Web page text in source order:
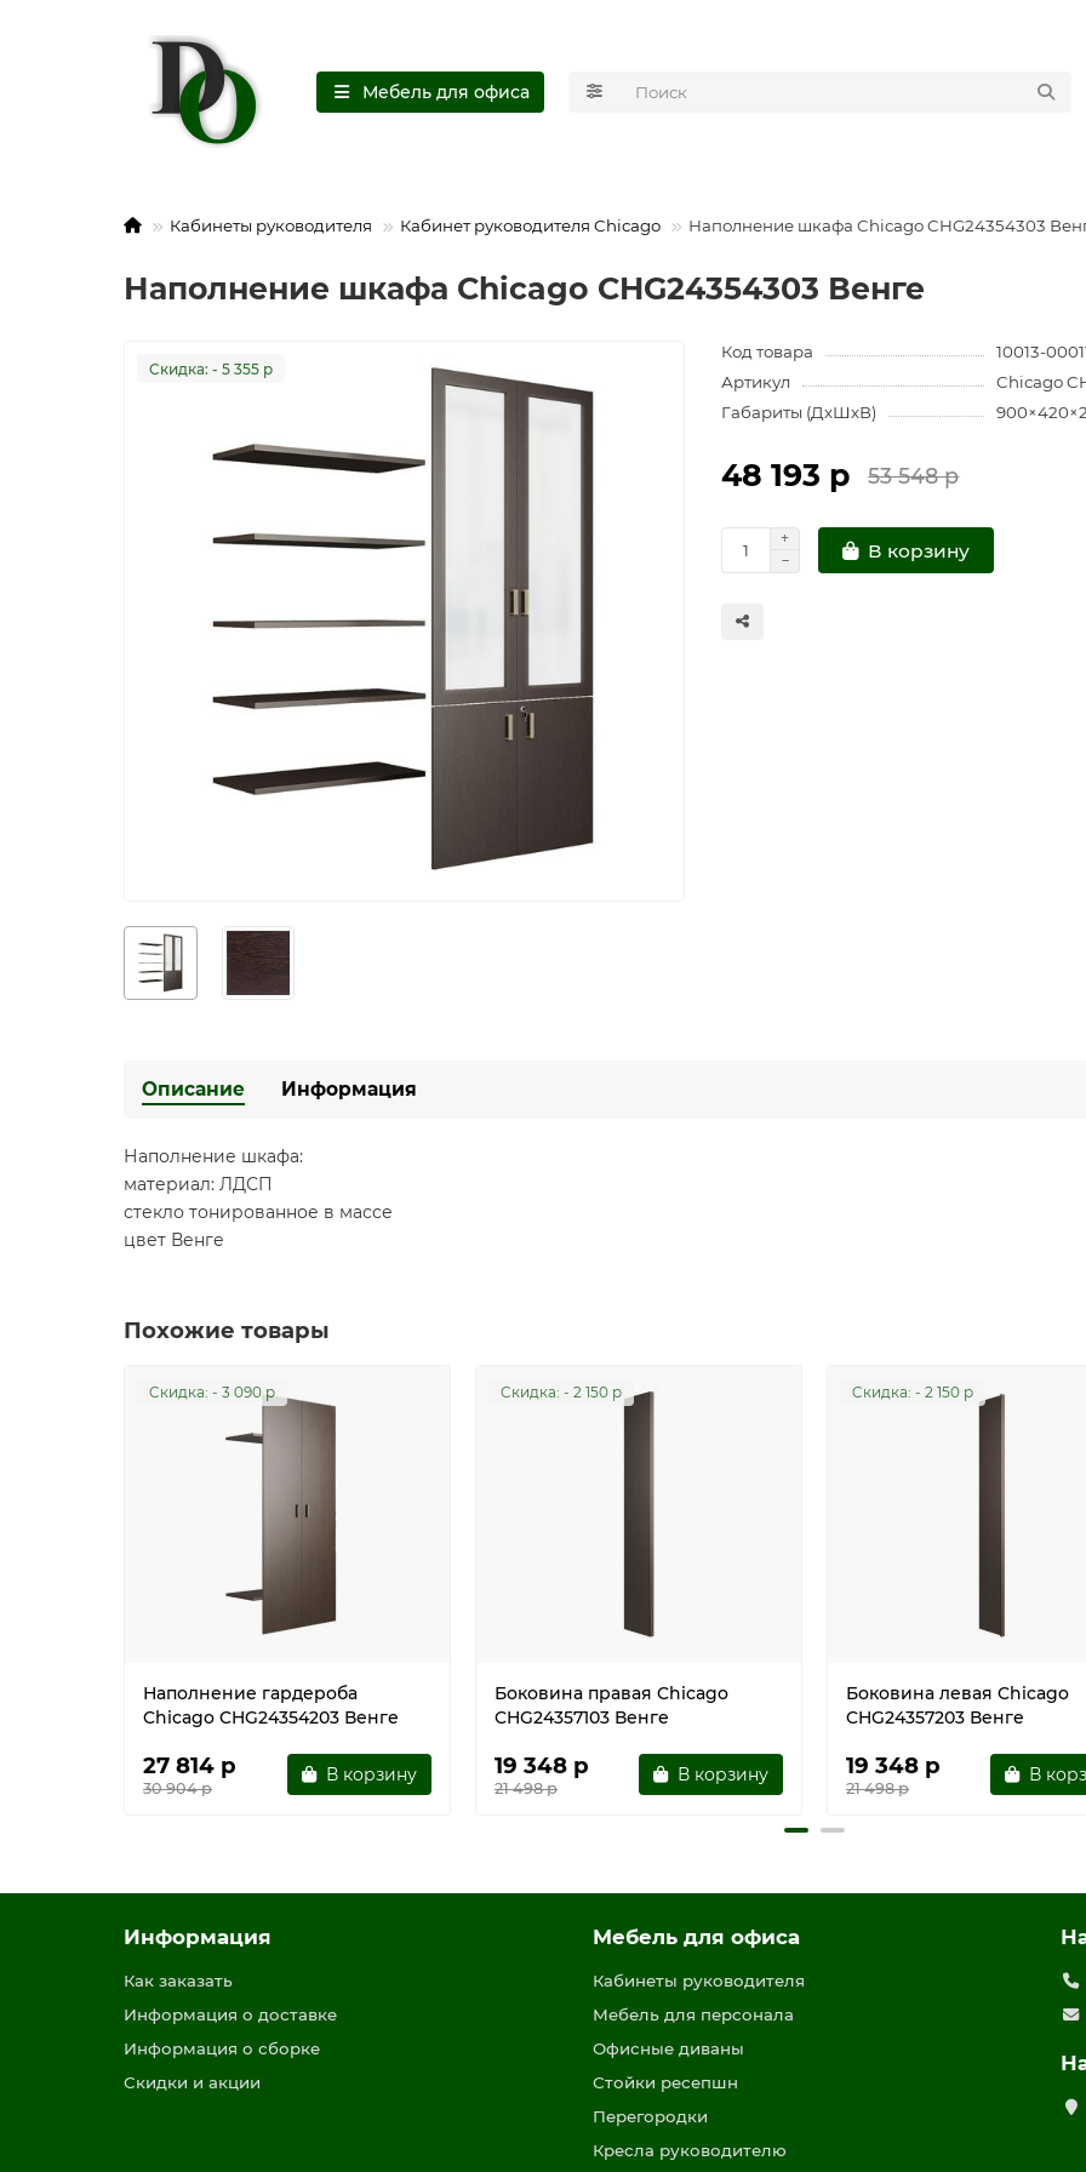
Мебель для офиса
Кабинеты руководителя Кабинет руководителя Chicago Наполнение шкафа Chicago CHG24354303
Наполнение шкафа Chicago CHG24354303 Венге
Cкидка: - 5 355 р
Код товара
10013-
Артикул
Chicago
Габариты (ДхШхВ)
48 193 р 53 548 р
В корзину
Описание Информация
Наполнение шкафа:
материал: ЛДСП
стекло тонированное в массе
цвет Венге
Похожие товары
Cкидка: - 3 090 р
Наполнение гардероба
Chicago CHG24354203 Венге
27 814 р
30 904 р
В корзину
Cкидка: - 2 150 р
Боковина правая Chicago
CHG24357103 Венге
19 348 р
21 498 р
В корзину
Cкидка: - 2 150 р
Боковина левая Chicago
CHG24357203 Венге
19 348 р
21 498 р
В
Информация
Как заказать
Информация о доставке
Информация о сборке
Скидки и акции
Мебель для офиса
Кабинеты руководителя
Мебель для персонала
Офисные диваны
Стойки ресепшн
Перегородки
Кресла руководителю